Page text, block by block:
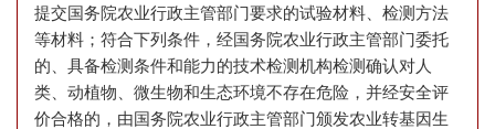
提交国务院农业行政主管部门要求的试验材料、检测方法
等材料；符合下列条件，经国务院农业行政主管部门委托
的、具备检测条件和能力的技术检测机构检测确认对人
类、动植物、微生物和生态环境不存在危险，并经安全评
价合格的，由国务院农业行政主管部门颁发农业转基因生